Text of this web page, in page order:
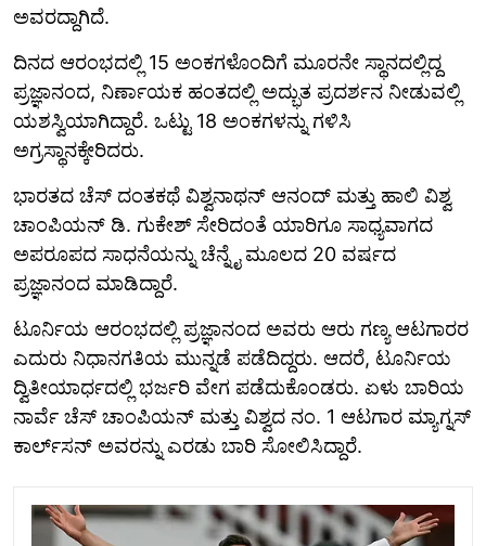
ಅವರದ್ದಾಗಿದೆ.
ದಿನದ ಆರಂಭದಲ್ಲಿ 15 ಅಂಕಗಳೊಂದಿಗೆ ಮೂರನೇ ಸ್ಥಾನದಲ್ಲಿದ್ದ
ಪ್ರಜ್ಞಾನಂದ, ನಿರ್ಣಾಯಕ ಹಂತದಲ್ಲಿ ಅದ್ಭುತ ಪ್ರದರ್ಶನ ನೀಡುವಲ್ಲಿ
ಯಶಸ್ವಿಯಾಗಿದ್ದಾರೆ. ಒಟ್ಟು 18 ಅಂಕಗಳನ್ನು ಗಳಿಸಿ
ಅಗ್ರಸ್ಥಾನಕ್ಕೇರಿದರು.
ಭಾರತದ ಚೆಸ್ ದಂತಕಥೆ ವಿಶ್ವನಾಥನ್ ಆನಂದ್ ಮತ್ತು ಹಾಲಿ ವಿಶ್ವ
ಚಾಂಪಿಯನ್ ಡಿ. ಗುಕೇಶ್ ಸೇರಿದಂತೆ ಯಾರಿಗೂ ಸಾಧ್ಯವಾಗದ
ಅಪರೂಪದ ಸಾಧನೆಯನ್ನು ಚೆನ್ನೈ ಮೂಲದ 20 ವರ್ಷದ
ಪ್ರಜ್ಞಾನಂದ ಮಾಡಿದ್ದಾರೆ.
ಟೂರ್ನಿಯ ಆರಂಭದಲ್ಲಿ ಪ್ರಜ್ಞಾನಂದ ಅವರು ಆರು ಗಣ್ಯ ಆಟಗಾರರ
ಎದುರು ನಿಧಾನಗತಿಯ ಮುನ್ನಡೆ ಪಡೆದಿದ್ದರು. ಆದರೆ, ಟೂರ್ನಿಯ
ದ್ವಿತೀಯಾರ್ಧದಲ್ಲಿ ಭರ್ಜರಿ ವೇಗ ಪಡೆದುಕೊಂಡರು. ಏಳು ಬಾರಿಯ
ನಾರ್ವೆ ಚೆಸ್ ಚಾಂಪಿಯನ್ ಮತ್ತು ವಿಶ್ವದ ನಂ. 1 ಆಟಗಾರ ಮ್ಯಾಗ್ನಸ್
ಕಾರ್ಲ್‌ಸನ್ ಅವರನ್ನು ಎರಡು ಬಾರಿ ಸೋಲಿಸಿದ್ದಾರೆ.